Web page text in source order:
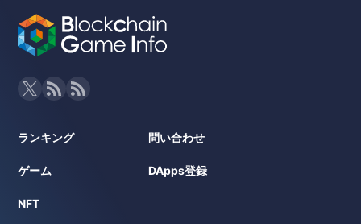
ランキング
ゲーム
NFT
問い合わせ
DApps登録